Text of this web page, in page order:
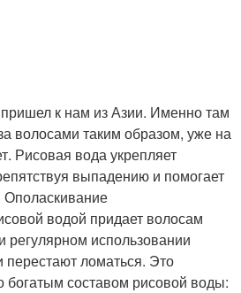
к нам из Азии. Именно там
волосами таким образом, уже на
Рисовая вода укрепляет
выпадению и помогает
водой придает волосам
регулярном использовании
ломаться. Это
богатым составом рисовой воды: